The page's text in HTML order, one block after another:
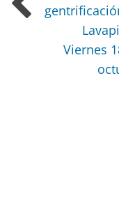
Viernes